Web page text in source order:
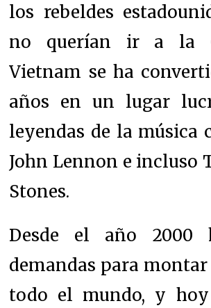
los rebeldes
no querían ir a la
Vietnam se ha
años en un lugar
leyendas de la música
John Lennon e incluso
Stones.
Desde el año 2000
demandas para montar
todo el mundo, y